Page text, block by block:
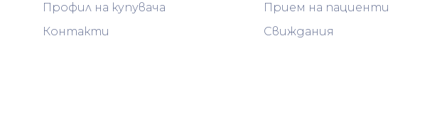
Профил на купувача
Контакти
Прием на пациенти
Свиждания